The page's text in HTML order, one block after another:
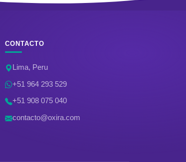
CONTACTO
Lima, Peru
+51 964 293 529
+51 908 075 040
contacto@oxira.com